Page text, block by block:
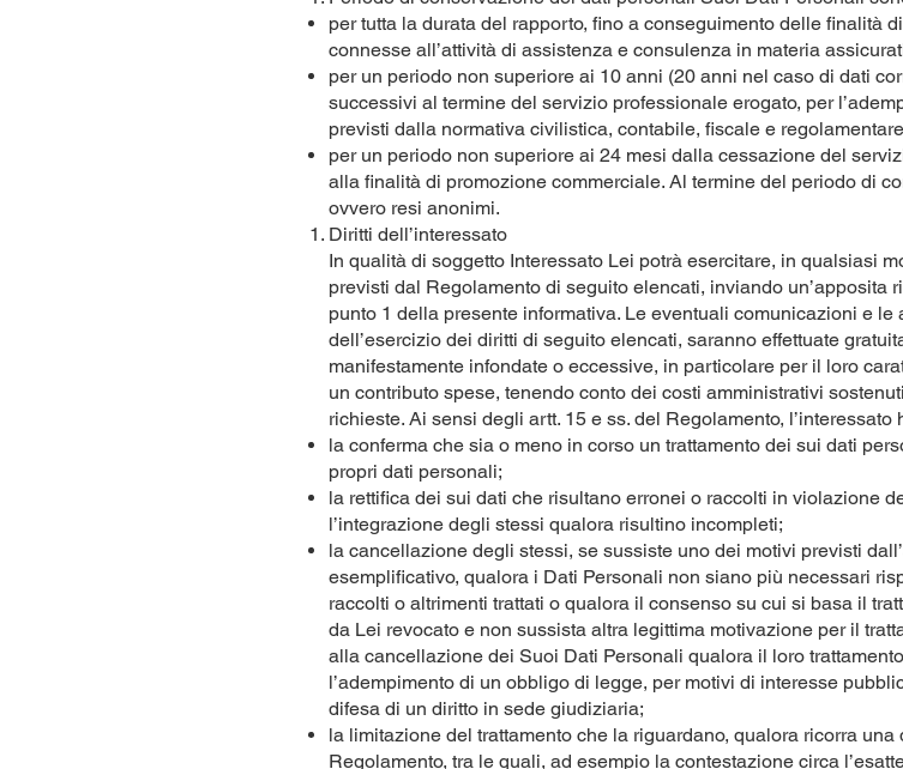
per tutta la durata del rapporto, fino a conseguimento delle finalità
connesse all’attività di assistenza e consulenza in materia
per un periodo non superiore ai 10 anni (20 anni nel caso di dati
successivi al termine del servizio professionale erogato, per
previsti dalla normativa civilistica, contabile, fiscale e
per un periodo non superiore ai 24 mesi dalla cessazione del
alla finalità di promozione commerciale. Al termine del periodo di
ovvero resi anonimi.
Diritti dell’interessato
In qualità di soggetto Interessato Lei potrà esercitare, in qualsiasi
previsti dal Regolamento di seguito elencati, inviando un’apposita
punto 1 della presente informativa. Le eventuali comunicazioni e
dell’esercizio dei diritti di seguito elencati, saranno effettuate
manifestamente infondate o eccessive, in particolare per il loro
un contributo spese, tenendo conto dei costi amministrativi
richieste. Ai sensi degli artt. 15 e ss. del Regolamento,
la conferma che sia o meno in corso un trattamento dei sui dati
propri dati personali;
la rettifica dei sui dati che risultano erronei o raccolti in violazione
l’integrazione degli stessi qualora risultino incompleti;
la cancellazione degli stessi, se sussiste uno dei motivi previsti
esemplificativo, qualora i Dati Personali non siano più necessari
raccolti o altrimenti trattati o qualora il consenso su cui si basa il
da Lei revocato e non sussista altra legittima motivazione per il
alla cancellazione dei Suoi Dati Personali qualora il loro
l’adempimento di un obbligo di legge, per motivi di interesse
difesa di un diritto in sede giudiziaria;
la limitazione del trattamento che la riguardano, qualora ricorra una
Regolamento, tra le quali, ad esempio la contestazione circa